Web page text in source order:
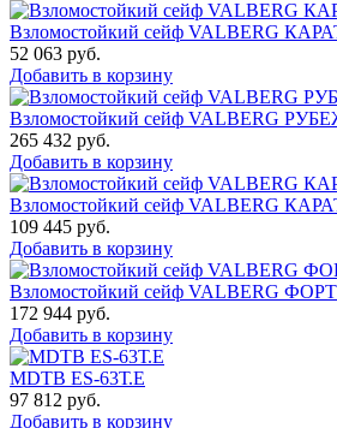
Взломостойкий сейф VALBERG
52 063 руб.
Добавить в корзину
Взломостойкий сейф VALBERG
265 432 руб.
Добавить в корзину
Взломостойкий сейф VALBERG
109 445 руб.
Добавить в корзину
Взломостойкий сейф VALBERG
172 944 руб.
Добавить в корзину
MDTB ES-63Т.Е
97 812 руб.
Добавить в корзину